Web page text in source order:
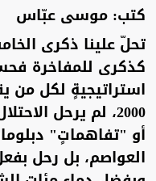
كتب: موسى عبّاس
تحلّ علينا ذكرى
كذكرى للمفاخرة
استراتيجيةٍ لكل من
2000، لم يرحل
أو "تفاهماتٍ"
العواصم، بل رحل